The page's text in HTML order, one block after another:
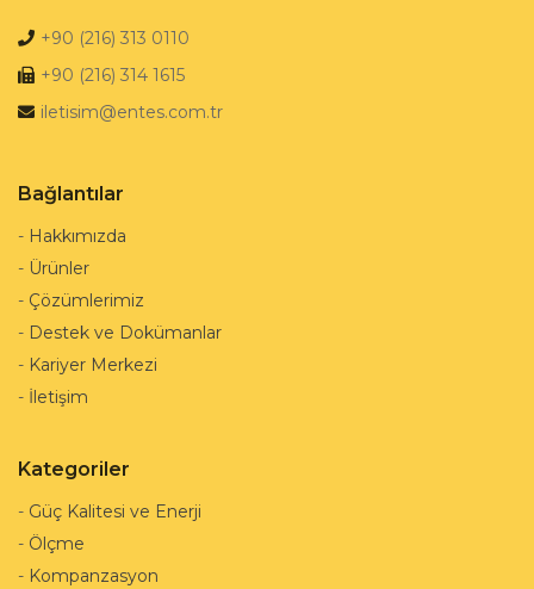
+90 (216) 313 0110
+90 (216) 314 1615
iletisim@entes.com.tr
Bağlantılar
- Hakkımızda
- Ürünler
- Çözümlerimiz
- Destek ve Dokümanlar
- Kariyer Merkezi
- İletişim
Kategoriler
- Güç Kalitesi ve Enerji
- Ölçme
- Kompanzasyon